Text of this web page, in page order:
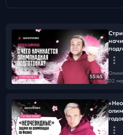
55:45
02
25/26